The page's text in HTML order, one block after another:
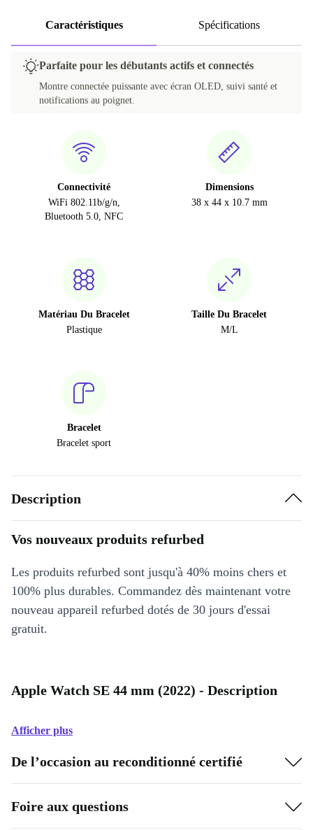
Caractéristiques Spécifications
Parfaite pour les débutants actifs et connectés
Montre connectée puissante avec écran OLED, suivi santé et
notifications au poignet.
Connectivité
WiFi 802.11b/g/n,
Bluetooth 5.0, NFC
Dimensions
38 x 44 x 10.7 mm
Matériau Du Bracelet
Plastique
Taille Du Bracelet
M/L
Bracelet
Bracelet sport
Description
Vos nouveaux produits refurbed
Les produits refurbed sont jusqu'à 40% moins chers et
100% plus durables. Commandez dès maintenant votre
nouveau appareil refurbed dotés de 30 jours d'essai
gratuit.
Apple Watch SE 44 mm (2022) - Description
Afficher plus
De l’occasion au reconditionné certifié
Foire aux questions